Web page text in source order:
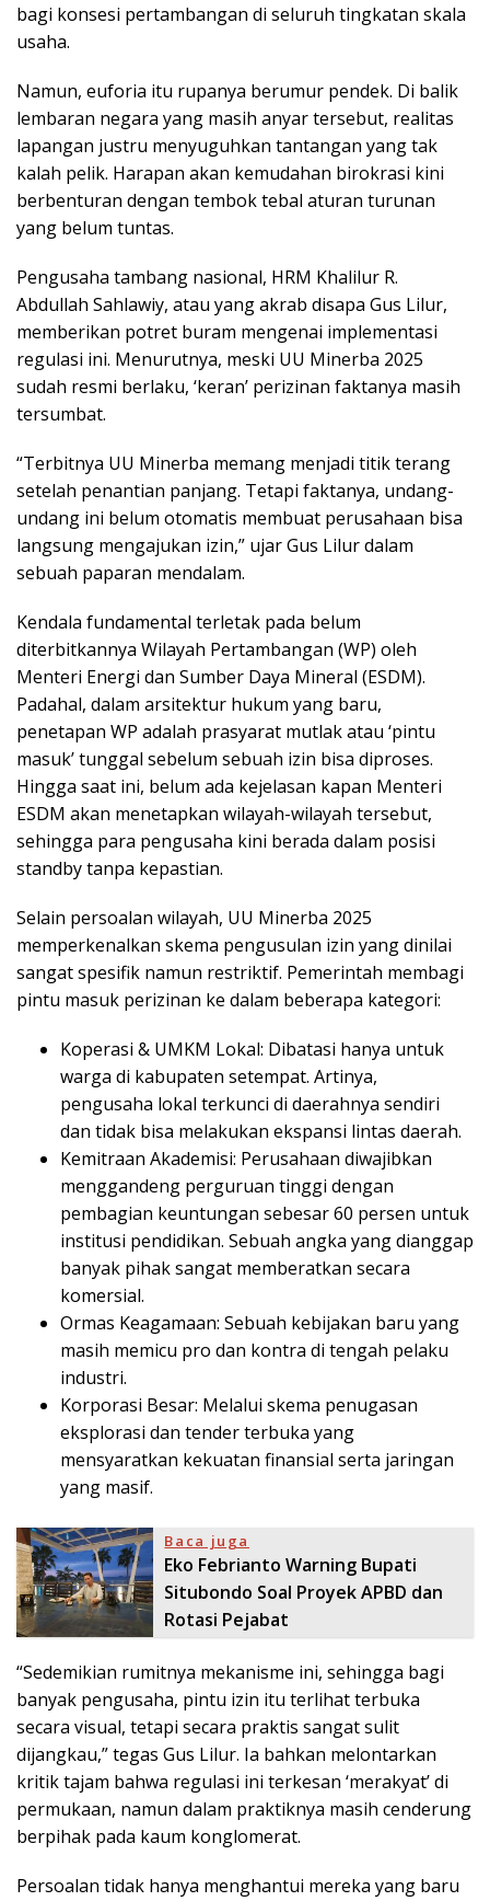
bagi konsesi pertambangan di seluruh tingkatan skala
usaha.
Namun, euforia itu rupanya berumur pendek. Di balik
lembaran negara yang masih anyar tersebut, realitas
lapangan justru menyuguhkan tantangan yang tak
kalah pelik. Harapan akan kemudahan birokrasi kini
berbenturan dengan tembok tebal aturan turunan
yang belum tuntas.
Pengusaha tambang nasional, HRM Khalilur R.
Abdullah Sahlawiy, atau yang akrab disapa Gus Lilur,
memberikan potret buram mengenai implementasi
regulasi ini. Menurutnya, meski UU Minerba 2025
sudah resmi berlaku, ‘keran’ perizinan faktanya masih
tersumbat.
“Terbitnya UU Minerba memang menjadi titik terang
setelah penantian panjang. Tetapi faktanya, undang-
undang ini belum otomatis membuat perusahaan bisa
langsung mengajukan izin,” ujar Gus Lilur dalam
sebuah paparan mendalam.
Kendala fundamental terletak pada belum
diterbitkannya Wilayah Pertambangan (WP) oleh
Menteri Energi dan Sumber Daya Mineral (ESDM).
Padahal, dalam arsitektur hukum yang baru,
penetapan WP adalah prasyarat mutlak atau ‘pintu
masuk’ tunggal sebelum sebuah izin bisa diproses.
Hingga saat ini, belum ada kejelasan kapan Menteri
ESDM akan menetapkan wilayah-wilayah tersebut,
sehingga para pengusaha kini berada dalam posisi
standby tanpa kepastian.
Selain persoalan wilayah, UU Minerba 2025
memperkenalkan skema pengusulan izin yang dinilai
sangat spesifik namun restriktif. Pemerintah membagi
pintu masuk perizinan ke dalam beberapa kategori:
Koperasi & UMKM Lokal: Dibatasi hanya untuk
warga di kabupaten setempat. Artinya,
pengusaha lokal terkunci di daerahnya sendiri
dan tidak bisa melakukan ekspansi lintas daerah.
Kemitraan Akademisi: Perusahaan diwajibkan
menggandeng perguruan tinggi dengan
pembagian keuntungan sebesar 60 persen untuk
institusi pendidikan. Sebuah angka yang dianggap
banyak pihak sangat memberatkan secara
komersial.
Ormas Keagamaan: Sebuah kebijakan baru yang
masih memicu pro dan kontra di tengah pelaku
industri.
Korporasi Besar: Melalui skema penugasan
eksplorasi dan tender terbuka yang
mensyaratkan kekuatan finansial serta jaringan
yang masif.
Baca juga
Eko Febrianto Warning Bupati
Situbondo Soal Proyek APBD dan
Rotasi Pejabat
“Sedemikian rumitnya mekanisme ini, sehingga bagi
banyak pengusaha, pintu izin itu terlihat terbuka
secara visual, tetapi secara praktis sangat sulit
dijangkau,” tegas Gus Lilur. Ia bahkan melontarkan
kritik tajam bahwa regulasi ini terkesan ‘merakyat’ di
permukaan, namun dalam praktiknya masih cenderung
berpihak pada kaum konglomerat.
Persoalan tidak hanya menghantui mereka yang baru